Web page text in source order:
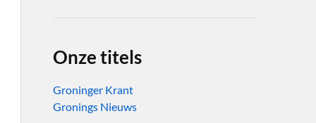
Onze titels
Groninger Krant
Gronings Nieuws